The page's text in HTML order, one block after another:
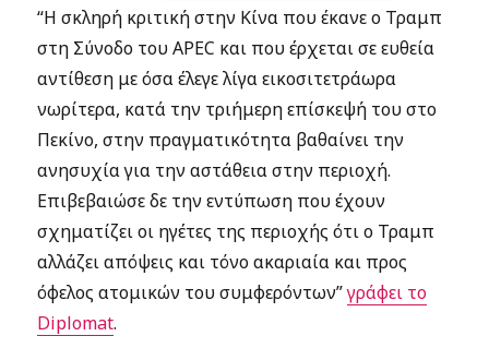
“Η σκληρή κριτική στην Κίνα που έκανε ο Τραμπ
στη Σύνοδο του APEC και που έρχεται σε ευθεία
αντίθεση με όσα έλεγε λίγα εικοσιτετράωρα
νωρίτερα, κατά την τριήμερη επίσκεψή του στο
Πεκίνο, στην πραγματικότητα βαθαίνει την
ανησυχία για την αστάθεια στην περιοχή.
Επιβεβαιώσε δε την εντύπωση που έχουν
σχηματίζει οι ηγέτες της περιοχής ότι ο Τραμπ
αλλάζει απόψεις και τόνο ακαριαία και προς
όφελος ατομικών του συμφερόντων”γράφει το
Diplomat.